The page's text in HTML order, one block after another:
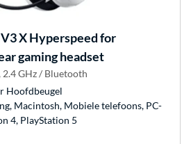
X Hyperspeed for
gaming headset
GHz / Bluetooth
Hoofdbeugel
Macintosh, Mobiele telefoons, PC-
4, PlayStation 5